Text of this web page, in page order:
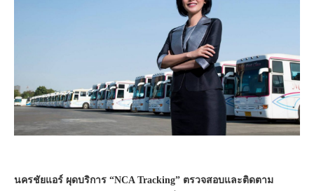
นครชัยแอร์ ผุดบริการ “NCA Tracking” ตรวจสอบและติดตาม